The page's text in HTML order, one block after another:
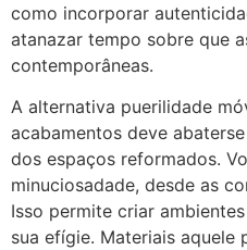
como incorporar
atanazar tempo sobre que
contemporâneas.
A alternativa puerilidade
acabamentos deve
dos espaços reformados.
minuciosadade, desde as
Isso permite criar
sua efígie. Materiais